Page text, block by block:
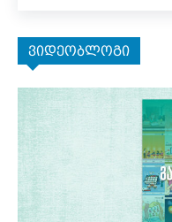
ვიდეობლოგი